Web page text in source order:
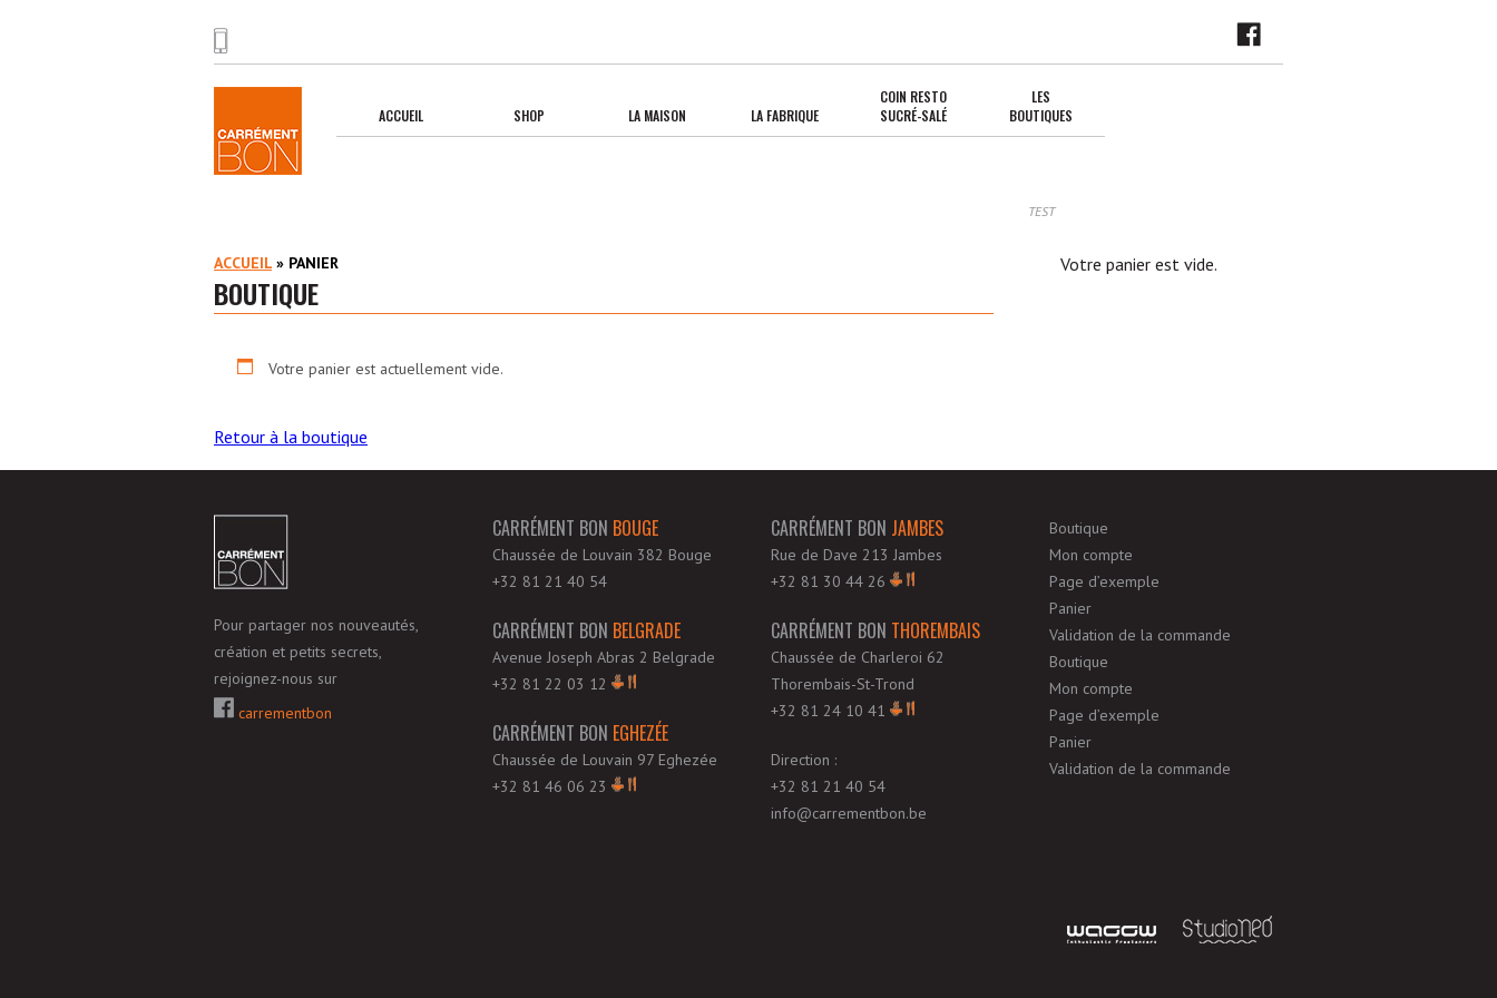
ACCUEIL SHOP LA MAISON LA FABRIQUE
COIN RESTO
SUCRÉ-SALÉ
LES
BOUTIQUES
TEST
Votre panier est vide.
ACCUEIL » PANIER
BOUTIQUE
Votre panier est actuellement vide.
Retour à la boutique
Pour partager nos nouveautés,
création et petits secrets,
rejoignez-nous sur
carrementbon
CARRÉMENT BON BOUGE
Chaussée de Louvain 382 Bouge
+32 81 21 40 54
CARRÉMENT BON BELGRADE
Avenue Joseph Abras 2 Belgrade
+32 81 22 03 12
CARRÉMENT BON EGHEZÉE
Chaussée de Louvain 97 Eghezée
+32 81 46 06 23
CARRÉMENT BON JAMBES
Rue de Dave 213 Jambes
+32 81 30 44 26
CARRÉMENT BON THOREMBAIS
Chaussée de Charleroi 62
Thorembais-St-Trond
+32 81 24 10 41
Direction :
+32 81 21 40 54
info@carrementbon.be
Boutique
Mon compte
Page d’exemple
Panier
Validation de la commande
Boutique
Mon compte
Page d’exemple
Panier
Validation de la commande